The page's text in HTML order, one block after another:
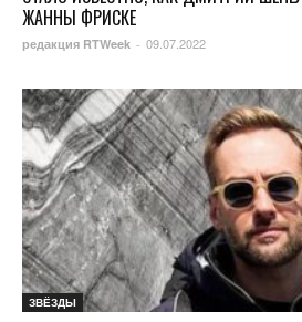
ЖАННЫ ФРИСКЕ
редакция RTWeek - 09.07.2022
ЗВЁЗДЫ